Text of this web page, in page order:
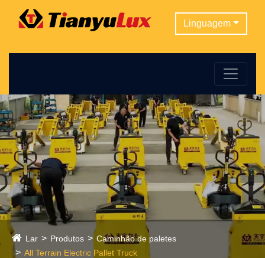
Linguagem
Lar Produtos
Caminhão de paletes
All Terrain Electric Pallet Truck